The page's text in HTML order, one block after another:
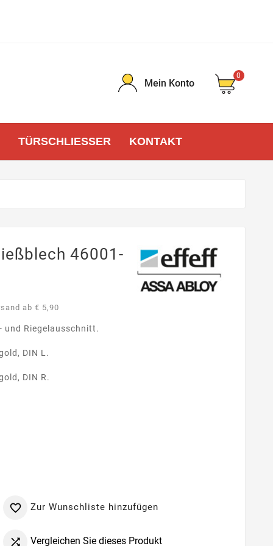
Mein Konto
0
TÜRSCHLIESSER KONTAKT
46001-
ab € 5,90
und Riegelausschnitt.
DIN L.
DIN R.
 Zur Wunschliste hinzufügen
 Vergleichen Sie dieses Produkt